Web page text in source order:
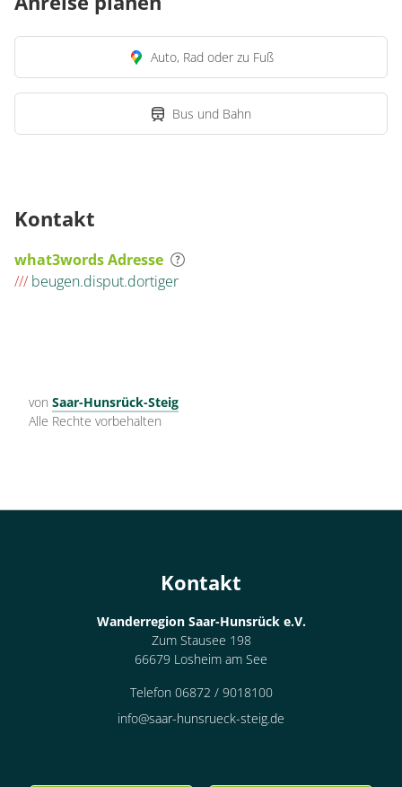
Auto, Rad oder zu Fuß
Bus und Bahn
Kontakt
what3words Adresse
/// beugen.disput.dortiger
von Saar-Hunsrück-Steig
Alle Rechte vorbehalten
Kontakt
Wanderregion Saar-Hunsrück e.V.
Zum Stausee 198
66679 Losheim am See
Telefon 06872 / 9018100
info@saar-hunsrueck-steig.de